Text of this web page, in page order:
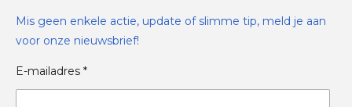
Mis geen enkele actie, update of slimme tip, meld je aan
voor onze nieuwsbrief!
E-mailadres *